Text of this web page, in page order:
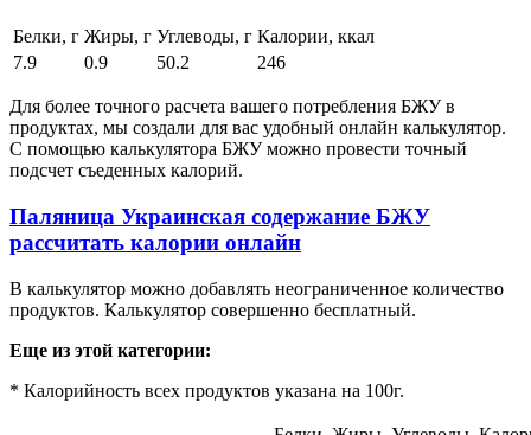
Белки, г Жиры, г Углеводы, г Калории, ккал
7.9
0.9 50.2 246
Для более точного расчета вашего потребления БЖУ в
продуктах, мы создали для вас удобный онлайн калькулятор.
С помощью калькулятора БЖУ можно провести точный
подсчет съеденных калорий.
Паляница Украинская содержание БЖУ
рассчитать калории онлайн
В калькулятор можно добавлять неограниченное количество
продуктов. Калькулятор совершенно бесплатный.
Еще из этой категории:
* Калорийность всех продуктов указана на 100г.